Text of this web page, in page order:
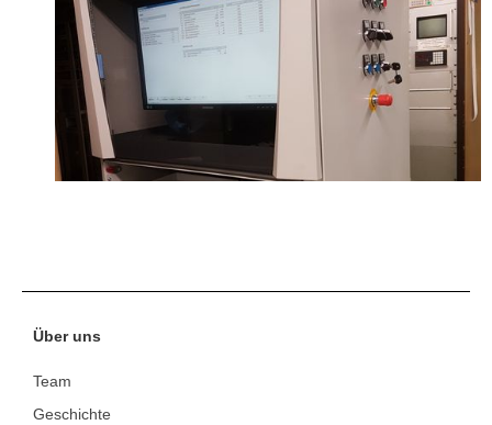
Über uns
Team
Geschichte